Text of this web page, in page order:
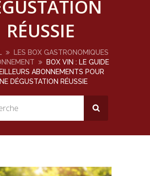
RÉUSSIE
LES BOX GASTRONOMIQUES
BOX VIN : LE GUIDE
ABONNEMENTS POUR
DÉGUSTATION RÉUSSIE